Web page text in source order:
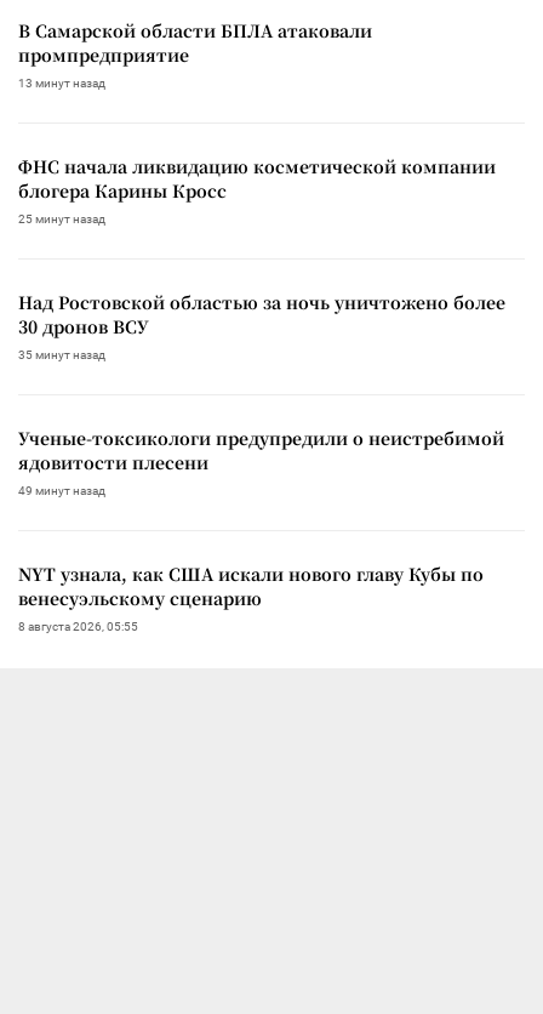
В Самарской области БПЛА атаковали
промпредприятие
13 минут назад
ФНС начала ликвидацию косметической компании
блогера Карины Кросс
25 минут назад
Над Ростовской областью за ночь уничтожено более
30 дронов ВСУ
35 минут назад
Ученые-токсикологи предупредили о неистребимой
ядовитости плесени
49 минут назад
NYT узнала, как США искали нового главу Кубы по
венесуэльскому сценарию
8 августа 2026, 05:55